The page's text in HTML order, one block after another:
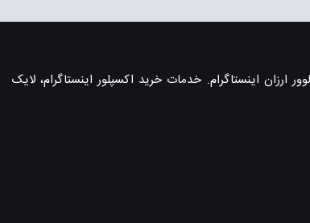
ارزان اینستاگرام. خدمات خرید اکسپلور اینستاگرام، لایک